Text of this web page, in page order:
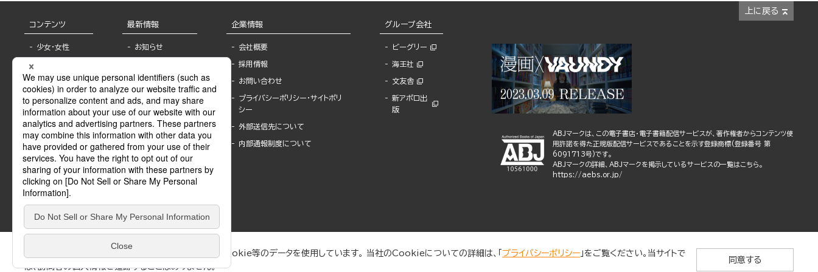
上に戻る
コンテンツ
少女・女性
BL
ライトノベル
青年・一般
グラビア・写真
モーター誌
SPECIAL
Sublicense
最新情報
お知らせ
報
書店様へ
海外ライセンシー
公式SNSアカウ
ント
作家一覧
Keyword list
Author list
企業情報
会社概要
採用情報
お問い合わせ
プライバシーポリシー・サイトポリ
シー
外部送信先について
内部通報制度について
グループ会社
ビーグリー
海王社
文友舎
新アポロ出
版
ABJマークは、この電子書店・電子書籍配信サービスが、著作権者からコンテンツ使
用許諾を得た正規版配信サービスであることを示す登録商標(登録番号 第
6091713号)です。
ABJマークの詳細、ABJマークを掲示しているサービスの一覧はこちら。
https://aebs.or.jp/
ぶんか社が運営するサイトでは、利便性向上のためにCookie等のデータを使用しています。 当社のCookieについての詳細は、「 プライバシーポリシー 」をご覧ください。当サイトで
は、訪問者の個人情報を追跡することはありません。
同意する